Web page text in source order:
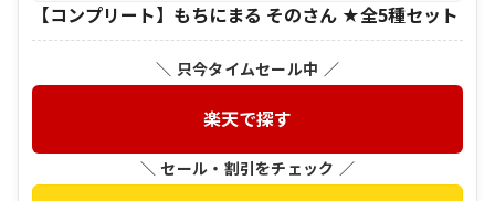
【コンプリート】もちにまる そのさん ★全5種セット
＼ 只今タイムセール中 ／
楽天で探す
＼ セール・割引をチェック ／